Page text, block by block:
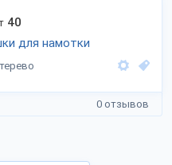
40
для намотки
0 отзывов